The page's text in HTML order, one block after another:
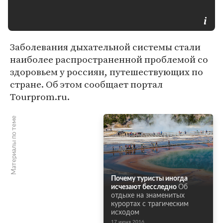
Заболевания дыхательной системы стали
наиболее распространенной проблемой со
здоровьем у россиян, путешествующих по
стране. Об этом сообщает портал
Tourprom.ru.
Материалы по теме
Почему туристы иногда
исчезают бесследно Об
отдыхе на знаменитых
курортах с трагическим
исходом
17 июня 2016